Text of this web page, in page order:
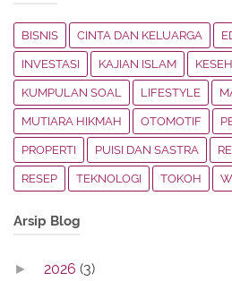
BISNIS CINTA DAN KELUARGA
INVESTASI KAJIAN ISLAM
KUMPULAN SOAL LIFESTYLE
MUTIARA HIKMAH OTOMOTIF
PROPERTI PUISI DAN SASTRA
RESEP TEKNOLOGI TOKOH
Arsip Blog
► 2026 (3)